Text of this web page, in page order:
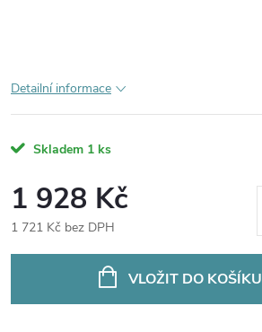
Detailní informace
Skladem 1 ks
1 928 Kč
1 721 Kč bez DPH
VLOŽIT DO KOŠÍKU